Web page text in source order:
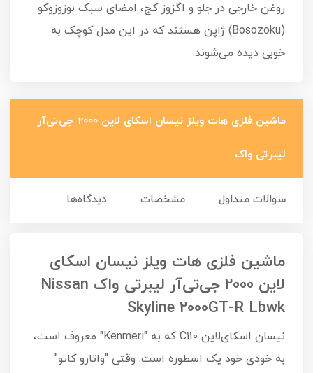
روغن خارجی در جلو و اگزوز کج، امضای سبک بوزوزوکو
(Bosozoku) ژاپن هستند که در این مدل کوچک به
خوبی دیده می‌شوند.
ماشین فلزی هات ویلز نیسان اسکای لاین 2000 جی‌تی‌آر
لیبرتی واک
سوالات متداول مشخصات دیدگاه‌ها
ماشین فلزی هات ویلز نیسان اسکای
لاین 2000 جی‌تی‌آر لیبرتی واک Nissan
Skyline 2000GT-R Lbwk
نیسان اسکای‌لاین C110 که به "Kenmeri" معروف است،
به خودی خود یک اسطوره است. وقتی "واتارو کاتو"